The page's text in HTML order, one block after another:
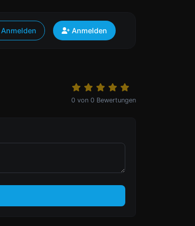
Anmelden Anmelden
0 von 0 Bewertungen